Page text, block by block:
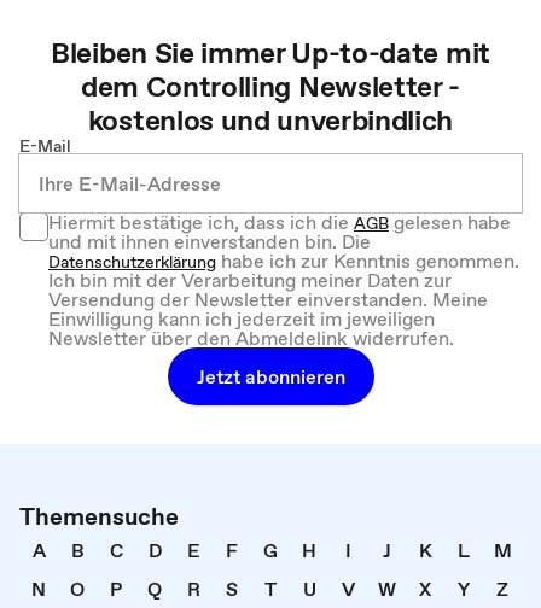
Bleiben Sie immer Up-to-date mit
dem Controlling Newsletter -
kostenlos und unverbindlich
E-Mail
Hiermit bestätige ich, dass ich dieAGBgelesen habe
und mit ihnen einverstanden bin. Die
Datenschutzerklärung habe ich zur Kenntnis genommen.
Ich bin mit der Verarbeitung meiner Daten zur
Versendung der Newsletter einverstanden. Meine
Einwilligung kann ich jederzeit im jeweiligen
Newsletter über den Abmeldelink widerrufen.
Jetzt abonnieren
Themensuche
A B C D E F G H I J K L
M
N
O P Q R S T U V W X Y
Z